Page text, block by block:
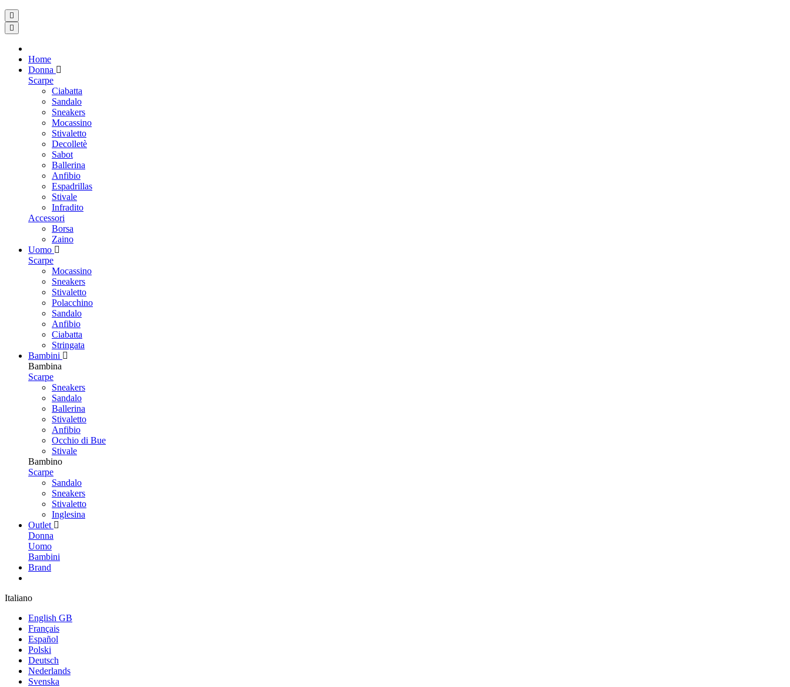
Home
Donna
Scarpe
Ciabatta
Sandalo
Sneakers
Mocassino
Stivaletto
Decolletè
Sabot
Ballerina
Anfibio
Espadrillas
Stivale
Infradito
Accessori
Borsa
Zaino
Uomo
Scarpe
Mocassino
Sneakers
Stivaletto
Polacchino
Sandalo
Anfibio
Ciabatta
Stringata
Bambini
Bambina
Scarpe
Sneakers
Sandalo
Ballerina
Stivaletto
Anfibio
Occhio di Bue
Stivale
Bambino
Scarpe
Sandalo
Sneakers
Stivaletto
Inglesina
Outlet
Donna
Uomo
Bambini
Brand
Italiano
English GB
Français
Español
Polski
Deutsch
Nederlands
Svenska